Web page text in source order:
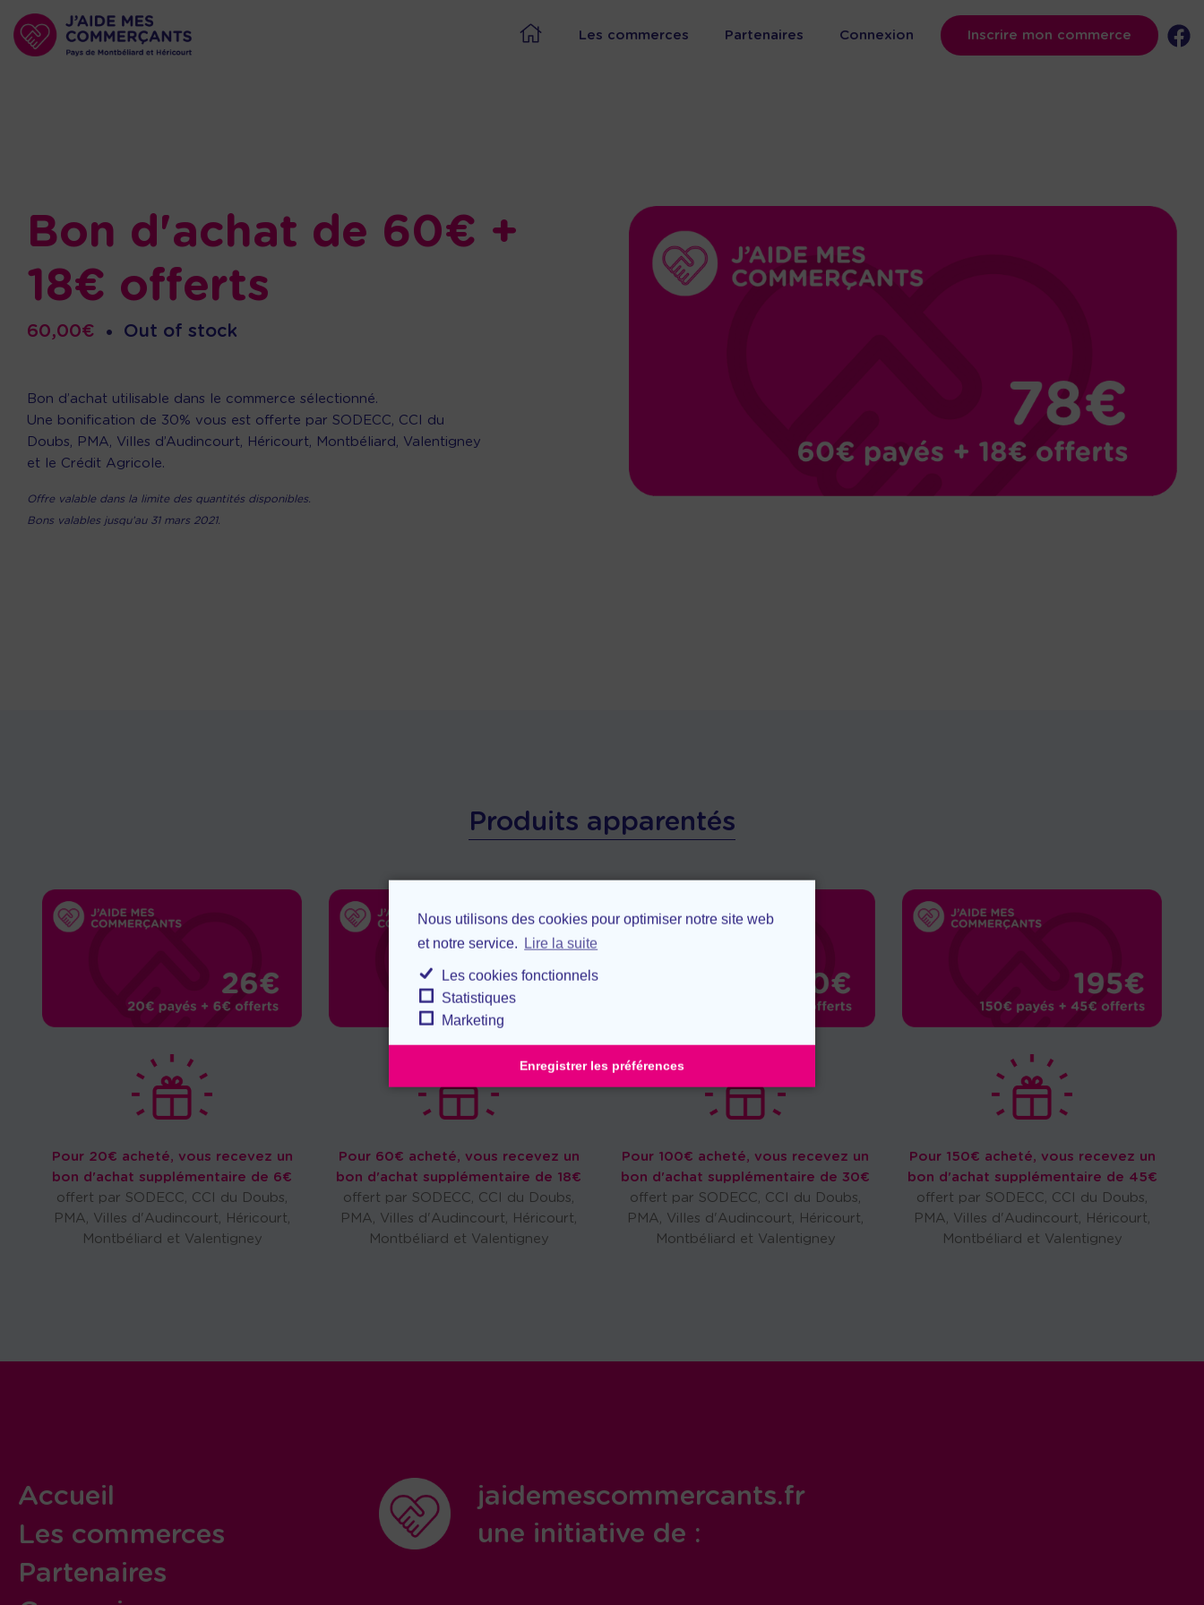
Nous utilisons des cookies pour optimiser notre site web
et notre service.
Lire la suite
Les cookies fonctionnels
Statistiques
Marketing
Enregistrer les préférences
Les commerces Partenaires Connexion Inscrire mon commerce
Bon d'achat de 60€ +
18€ offerts
60,00€ • Out of stock
Bon d’achat utilisable dans le commerce sélectionné.
Une bonification de 30% vous est offerte par SODECC, CCI du
Doubs, PMA, Villes d’Audincourt, Héricourt, Montbéliard, Valentigney
et le Crédit Agricole.
Offre valable dans la limite des quantités disponibles.
Bons valables jusqu’au 31 mars 2021.
Produits apparentés
Pour 20€ acheté, vous recevez un
bon d'achat supplémentaire de 6€
offert par SODECC, CCI du Doubs,
PMA, Villes d'Audincourt, Héricourt,
Montbéliard et Valentigney
Pour 60€ acheté, vous recevez un
bon d'achat supplémentaire de 18€
offert par SODECC, CCI du Doubs,
PMA, Villes d'Audincourt, Héricourt,
Montbéliard et Valentigney
Pour 100€ acheté, vous recevez un
bon d'achat supplémentaire de 30€
offert par SODECC, CCI du Doubs,
PMA, Villes d'Audincourt, Héricourt,
Montbéliard et Valentigney
Pour 150€ acheté, vous recevez un
bon d'achat supplémentaire de 45€
offert par SODECC, CCI du Doubs,
PMA, Villes d'Audincourt, Héricourt,
Montbéliard et Valentigney
Accueil
Les commerces
Partenaires
jaidemescommercants.fr
une initiative de :